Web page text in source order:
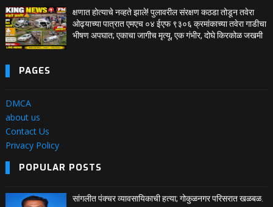
क्षणात होत्याचे नव्हते झाले! पुलावरील संरक्षण कठडा तोडून तवेरा
ओढ्याच्या पात्रात एमएच ०४ ईएफ ९३०६ क्रमांकाच्या तवेरा गाडीचा
भीषण अपघात; एकाचा जागीच मृत्यू, एक गंभीर, दोघे किरकोळ जखमी
PAGES
DMCA
about us
Contact Us
Privacy Policy
POPULAR POSTS
सांगलीत पंक्चर व्यावसायिकाची हत्या; गोकुळनगर परिसरात खळबळ.